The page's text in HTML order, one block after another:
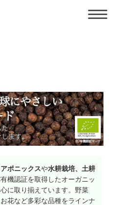
ポニックスや水耕栽培、土耕
機認証を取得したオーガニッ
に取り揃えています。野菜
花など多彩な品種をラインナ